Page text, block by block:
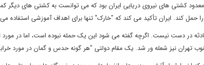
کشتی های نیروی دریایی ایران بود که می توانست به کشتی های دیگر
حمل کند. ایران تأکید می کند که "خارک" تنها برای اهداف آموزشی استفاده
در دست نیست. اگرچه گفته می شود این یک حمله نبوده است، اما در مورد
تهران نیز شعله ور شد. یک مقام دولتی "هر گونه حدس و گمان در مورد